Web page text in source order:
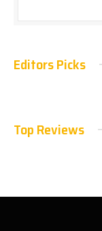
Editors Picks
Top Reviews